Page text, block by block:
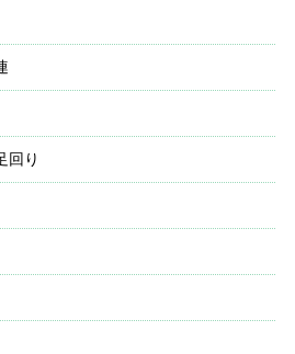
り